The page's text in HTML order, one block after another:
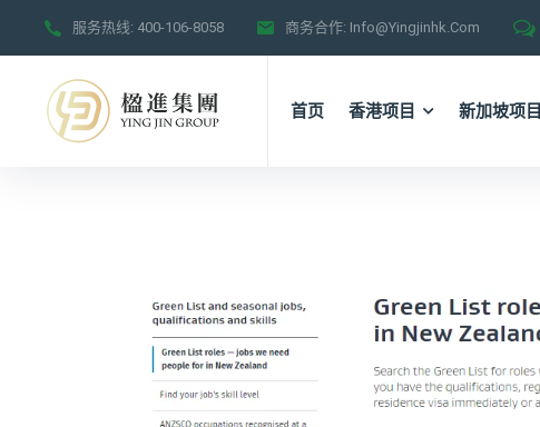
服务热线: 400-106-8058 商务合作: Info@yingjinhk.com
首页 香港项目 新加坡项目